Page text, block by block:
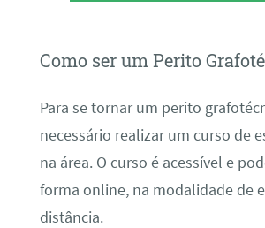
Como ser um Perito
Para se tornar um perito
necessário realizar um curso de
na área. O curso é acessível e
forma online, na modalidade de
distância.